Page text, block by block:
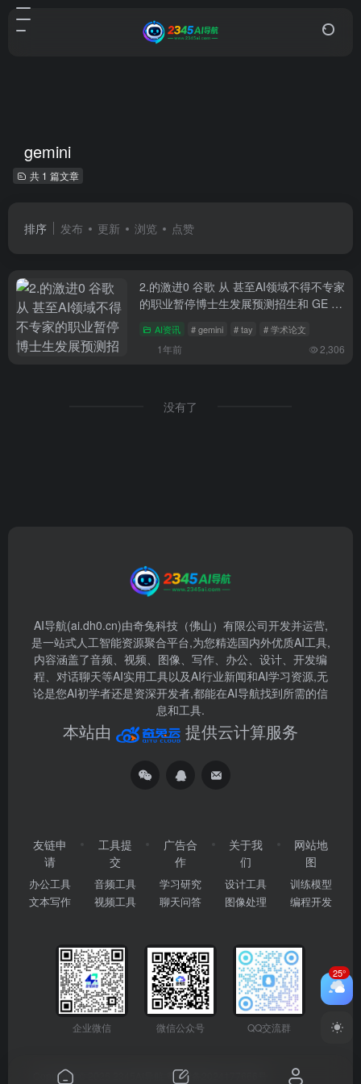
gemini
共 1 篇文章
排序 发布 更新 浏览 点赞
2.的激进0 谷歌 从 甚至AI领域不得不专家
的职业暂停博士生发展预测招生和 GE 美
高校和研究0看机构面临未来资金短缺 美
国 职业也对轨迹 li li深远影响 li深远影响
如何 率的骤li降更是 美国科学li 科研2.机
AI资讯 # gemini # tay # 学术论文
1年前 2,306
没有了
AI导航(ai.dh0.cn)由奇兔科技（佛山）有限公司开发并运营,
是一站式人工智能资源聚合平台,为您精选国内外优质AI工具,
内容涵盖了音频、视频、图像、写作、办公、设计、开发编
程、对话聊天等AI实用工具以及AI行业新闻和AI学习资源,无
论是您AI初学者还是资深开发者,都能在AI导航找到所需的信
息和工具.
本站由 提供云计算服务
友链申
请
办公工具
文本写作
工具提
交
音频工具
视频工具
广告合
作
学习研究
聊天问答
关于我
们
设计工具
图像处理
网站地
图
训练模型
编程开发
企业微信 微信公众号 QQ交流群
Copyright © 2026 粤ICP备2024177666号
25°